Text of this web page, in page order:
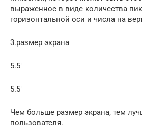
выраженное в виде количества
горизонтальной оси и числа на
3.размер экрана
5.5″
5.5″
Чем больше размер экрана, тем
пользователя.